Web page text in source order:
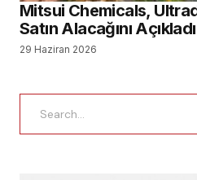
Mitsui Chemicals,
Satın Alacağını Açıkladı
29 Haziran 2026